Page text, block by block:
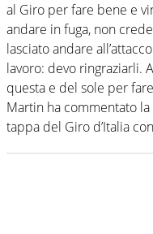
al Giro per fare bene e
andare in fuga, non
lasciato andare
lavoro: devo ringraziarli.
questa e del sole per
Martin ha commentato
tappa del Giro d’Italia